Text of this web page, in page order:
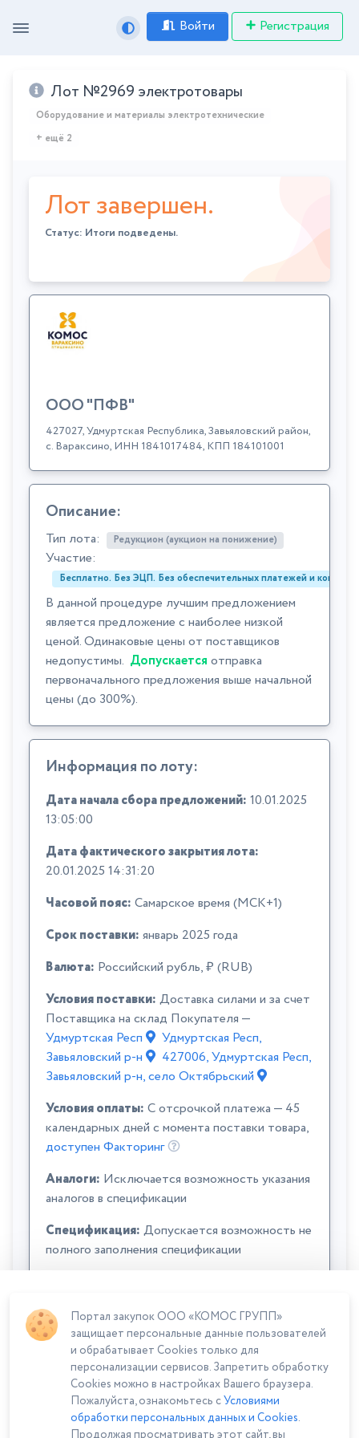
Войти Регистрация
Лот №2969 электротовары
Оборудование и материалы электротехнические
+ ещё 2
Лот завершен.
Статус: Итоги подведены.
ООО "ПФВ"
427027, Удмуртская Республика, Завьяловский район,
с. Вараксино, ИНН 1841017484, КПП 184101001
Описание:
Тип лота: Редукцион (аукцион на понижение)
Участие:
Бесплатно. Без ЭЦП. Без обеспечительных платежей и
В данной процедуре лучшим предложением
является предложение с наиболее низкой
ценой. Одинаковые цены от поставщиков
недопустимы. Допускается отправка
первоначального предложения выше начальной
цены (до 300%).
Информация по лоту:
Дата начала сбора предложений: 10.01.2025
13:05:00
Дата фактического закрытия лота:
20.01.2025 14:31:20
Часовой пояс: Самарское время (МСК+1)
Срок поставки: январь 2025 года
Валюта: Российский рубль, ₽ (RUB)
Условия поставки: Доставка силами и за счет
Поставщика на склад Покупателя —
Удмуртская Респ
Удмуртская Респ,
Завьяловский р-н
427006, Удмуртская Респ,
Завьяловский р-н, село Октябрьский
Условия оплаты: C отсрочкой платежа — 45
календарных дней с момента поставки товара,
доступен Факторинг
Аналоги: Исключается возможность указания
аналогов в спецификации
Спецификация: Допускается возможность не
полного заполнения спецификации
Сумма лота: 270 128,00 ₽
Портал закупок ООО «КОМОС ГРУПП»
защищает персональные данные пользователей
и обрабатывает Cookies только для
персонализации сервисов. Запретить обработку
Cookies можно в настройках Вашего браузера.
Пожалуйста, ознакомьтесь сУсловиями
обработки персональных данных и Cookies.
Продолжая просматривать этот сайт, вы